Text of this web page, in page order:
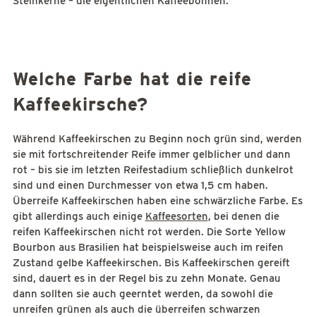
Welche Farbe hat die reife
Kaffeekirsche?
Während Kaffeekirschen zu Beginn noch grün sind, werden
sie mit fortschreitender Reife immer gelblicher und dann
rot – bis sie im letzten Reifestadium schließlich dunkelrot
sind und einen Durchmesser von etwa 1,5 cm haben.
Überreife Kaffeekirschen haben eine schwärzliche Farbe. Es
gibt allerdings auch einige Kaffeesorten, bei denen die
reifen Kaffeekirschen nicht rot werden. Die Sorte Yellow
Bourbon aus Brasilien hat beispielsweise auch im reifen
Zustand gelbe Kaffeekirschen. Bis Kaffeekirschen gereift
sind, dauert es in der Regel bis zu zehn Monate. Genau
dann sollten sie auch geerntet werden, da sowohl die
unreifen grünen als auch die überreifen schwarzen